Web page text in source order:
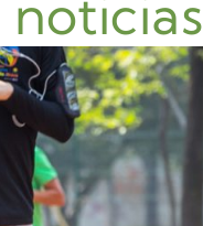
noticias